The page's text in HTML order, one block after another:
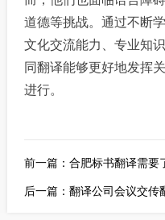
道德等挑战。通过不断
文化交流能力、专业知
同翻译能够更好地发挥
进行。
前一篇：合肥标书翻译需要
后一篇：翻译公司会议交传